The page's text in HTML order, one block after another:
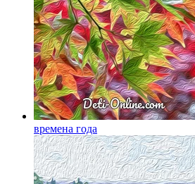
времена года